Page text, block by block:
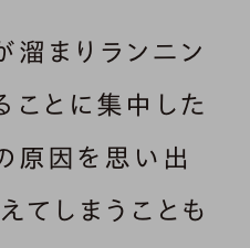
溜まりランニン
ことに集中した
原因を思い出
てしまうことも